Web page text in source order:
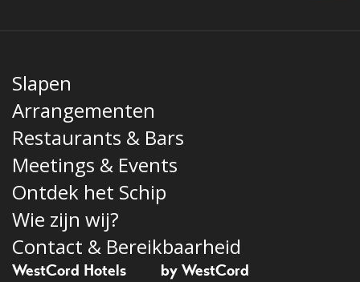
Slapen
Arrangementen
Restaurants & Bars
Meetings & Events
Ontdek het Schip
Wie zijn wij?
Contact & Bereikbaarheid
WestCord Hotels by WestCord